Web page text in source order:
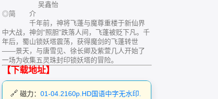
吴鑫怡
◎简 介
千年前，神将飞蓬与魔尊重楼于新仙界
中大战，神剑“照胆”跌落人间，飞蓬被贬下凡。千
年后，蜀山锁妖塔震荡，获得魔剑的飞蓬转世
——景天，与唐雪见、徐长卿及紫萱几人开始了
一场为收集五灵珠封印锁妖塔的冒险。
【下载地址】
磁力：01-04.2160p.HD国语中字无水印.